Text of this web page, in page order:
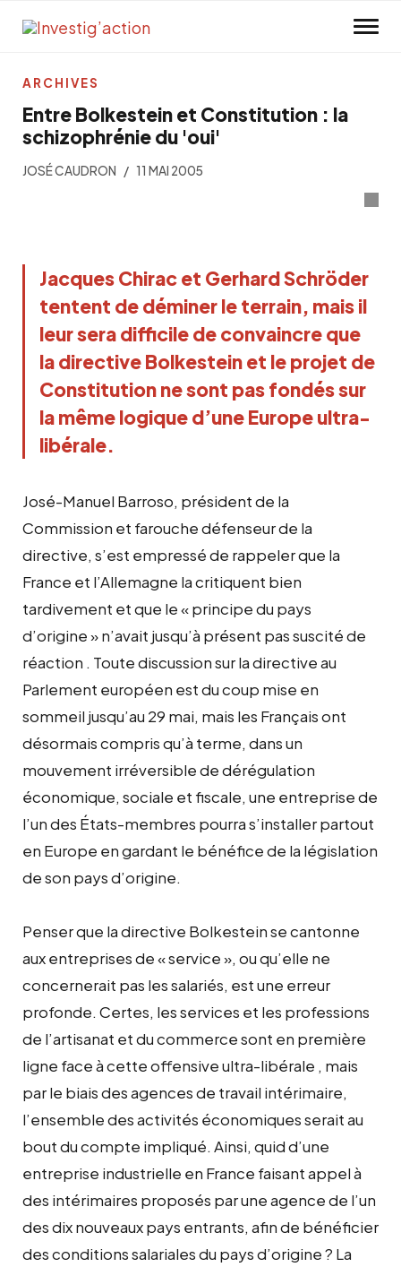
Entre Bolkestein et Constitution : la
schizophrénie du 'oui'
JOSÉ CAUDRON 11 MAI 2005
Jacques Chirac et Gerhard Schröder
tentent de déminer le terrain, mais il
leur sera difficile de convaincre que
la directive Bolkestein et le projet de
Constitution ne sont pas fondés sur
la même logique d’une Europe ultra-
libérale.
José-Manuel Barroso, président de la
Commission et farouche défenseur de la
directive, s’est empressé de rappeler que la
France et l’Allemagne la critiquent bien
tardivement et que le « principe du pays
d’origine » n’avait jusqu’à présent pas suscité de
réaction . Toute discussion sur la directive au
Parlement européen est du coup mise en
sommeil jusqu’au 29 mai, mais les Français ont
désormais compris qu’à terme, dans un
mouvement irréversible de dérégulation
économique, sociale et fiscale, une entreprise de
l’un des États-membres pourra s’installer partout
en Europe en gardant le bénéfice de la législation
de son pays d’origine.
Penser que la directive Bolkestein se cantonne
aux entreprises de « service », ou qu’elle ne
concernerait pas les salariés, est une erreur
profonde. Certes, les services et les professions
de l’artisanat et du commerce sont en première
ligne face à cette offensive ultra-libérale , mais
par le biais des agences de travail intérimaire,
l’ensemble des activités économiques serait au
bout du compte impliqué. Ainsi, quid d’une
entreprise industrielle en France faisant appel à
des intérimaires proposés par une agence de l’un
des dix nouveaux pays entrants, afin de bénéficier
des conditions salariales du pays d’origine ? La
ARCHIVES